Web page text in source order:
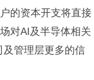
的资本开支将直接
对AI及半导体相关
及管理层更多的信